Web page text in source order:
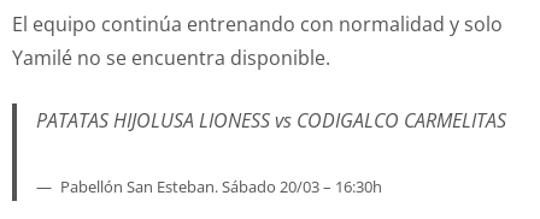
El equipo continúa entrenando con normalidad y solo
Yamilé no se encuentra disponible.
PATATAS HIJOLUSA LIONESS vs CODIGALCO CARMELITAS
Pabellón San Esteban. Sábado 20/03 – 16:30h